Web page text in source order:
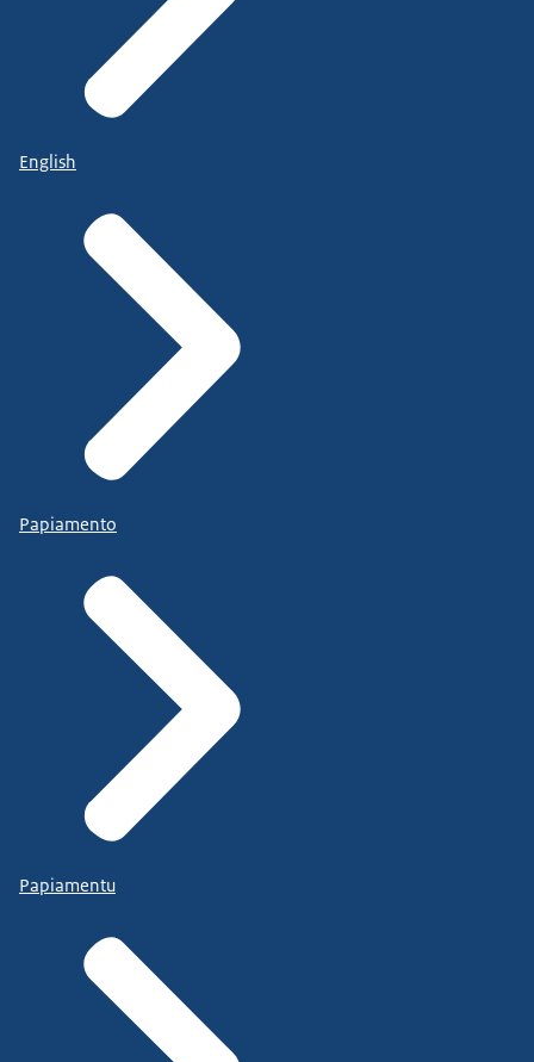
English
Papiamento
Papiamentu